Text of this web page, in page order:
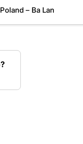
Poland – Ba Lan